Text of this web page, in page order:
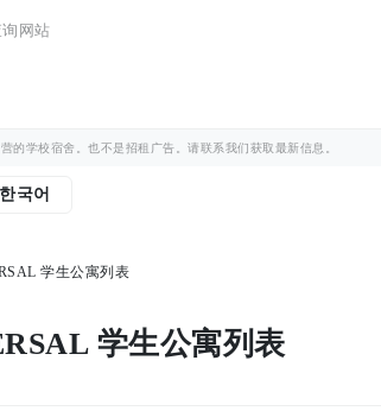
网站
学校宿舍。也不是招租广告。请联系我们获取最新信息。
한국어
学生公寓列表
学生公寓列表